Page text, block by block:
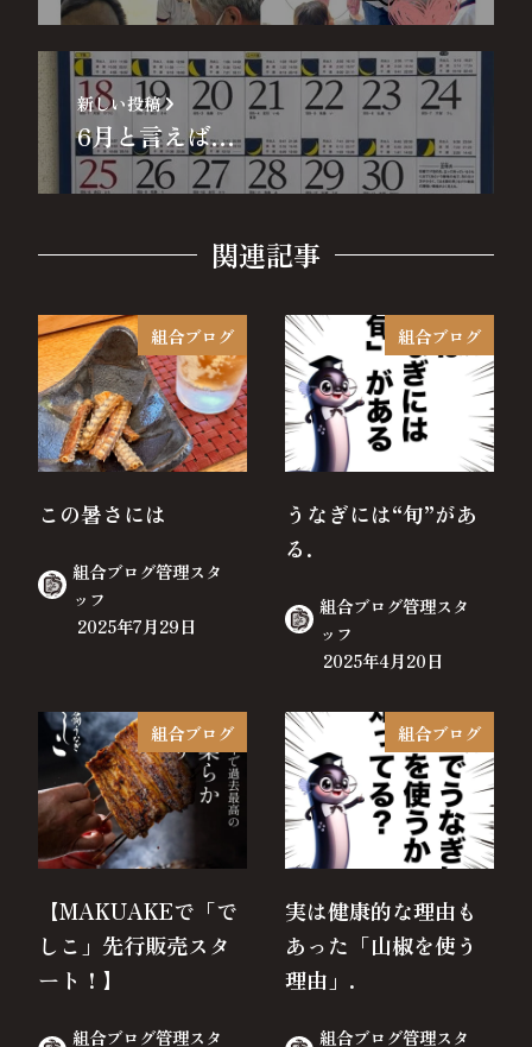
新しい投稿
6月と言えば…
関連記事
組合ブログ
この暑さには
組合ブログ管理スタ
ッフ
2025年7月29日
組合ブログ
うなぎには“旬”があ
る.
組合ブログ管理スタ
ッフ
2025年4月20日
組合ブログ
【MAKUAKEで「で
しこ」先行販売スタ
ート！】
組合ブログ管理スタ
組合ブログ
実は健康的な理由も
あった「山椒を使う
理由」.
組合ブログ管理スタ